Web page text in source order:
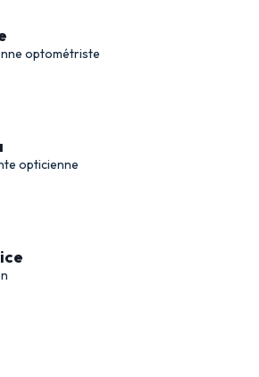
optométriste
opticienne